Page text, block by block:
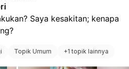
Saya kesakitan; kenapa
Topik Umum +1 topik lainnya